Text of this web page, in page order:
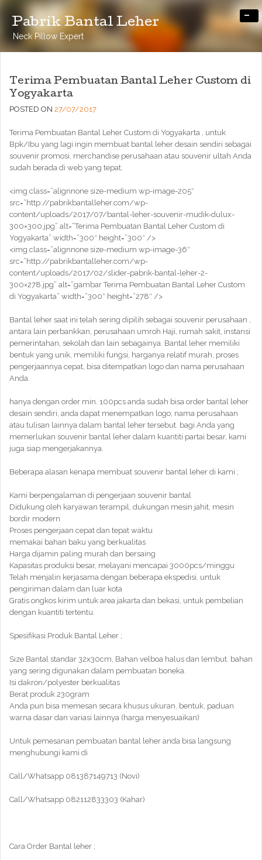
Pabrik Bantal Leher
Neck Pillow Expert
-
Terima Pembuatan Bantal Leher Custom di
Yogyakarta
POSTED ON 27/07/2017
Terima Pembuatan Bantal Leher Custom di Yogyakarta , untuk
Bpk/Ibu yang lagi ingin membuat bantal leher desain sendiri sebagai
souvenir promosi, merchandise perusahaan atau souvenir ultah Anda
sudah berada di web yang tepat.
<img class=”alignnone size-medium wp-image-205″
src=”http://pabrikbantalleher.com/wp-
content/uploads/2017/07/bantal-leher-souvenir-mudik-dulux-
300×300.jpg” alt=”Terima Pembuatan Bantal Leher Custom di
Yogyakarta” width=”300″ height=”300″ />
<img class=”alignnone size-medium wp-image-36″
src=”http://pabrikbantalleher.com/wp-
content/uploads/2017/02/slider-pabrik-bantal-leher-2-
300×278.jpg” alt=”gambar Terima Pembuatan Bantal Leher Custom
di Yogyakarta” width=”300″ height=”278″ />
Bantal leher saat ini telah sering dipilih sebagai souvenir perusahaan ,
antara lain perbankkan, perusahaan umroh Haji, rumah sakit, instansi
pemerintahan, sekolah dan lain sebagainya. Bantal leher memiliki
bentuk yang unik, memiliki fungsi, harganya relatif murah, proses
pengerjaannya cepat, bisa ditempatkan logo dan nama perusahaan
Anda.
hanya dengan order min. 100pcs anda sudah bisa order bantal leher
desain sendiri, anda dapat menempatkan logo, nama perusahaan
atau tulisan lainnya dalam bantal leher tersebut. bagi Anda yang
memerlukan souvenir bantal leher dalam kuantiti partai besar, kami
juga siap mengerjakannya.
Beberapa alasan kenapa membuat souvenir bantal leher di kami ;
Kami berpengalaman di pengerjaan souvenir bantal
Didukung oleh karyawan terampil, dukungan mesin jahit, mesin
bordir modern
Proses pengerjaan cepat dan tepat waktu
memakai bahan baku yang berkualitas
Harga dijamin paling murah dan bersaing
Kapasitas produksi besar, melayani mencapai 3000pcs/minggu
Telah menjalin kerjasama dengan beberapa ekspedisi, untuk
pengiriman dalam dan luar kota
Gratis ongkos kirim untuk area jakarta dan bekasi, untuk pembelian
dengan kuantiti tertentu.
Spesifikasi Produk Bantal Leher ;
Size Bantal standar 32x30cm, Bahan velboa halus dan lembut. bahan
yang sering digunakan dalam pembuatan boneka.
Isi dakron/polyester berkualitas
Berat produk 230gram
Anda pun bisa memesan secara khusus ukuran, bentuk, paduan
warna dasar dan variasi lainnya (harga menyesuaikan)
Untuk pemesanan pembuatan bantal leher anda bisa langsung
menghubungi kami di
Call/Whatsapp 081387149713 (Novi)
Call/Whatsapp 082112833303 (Kahar)
Cara Order Bantal leher ;